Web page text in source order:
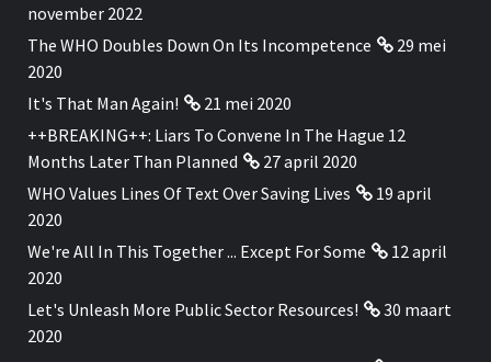
november 2022
The WHO Doubles Down On Its Incompetence
29 mei
2020
It's That Man Again!
21 mei 2020
++BREAKING++: Liars To Convene In The Hague 12
Months Later Than Planned
27 april 2020
WHO Values Lines Of Text Over Saving Lives
19 april
2020
We're All In This Together ... Except For Some
12 april
2020
Let's Unleash More Public Sector Resources!
30 maart
2020